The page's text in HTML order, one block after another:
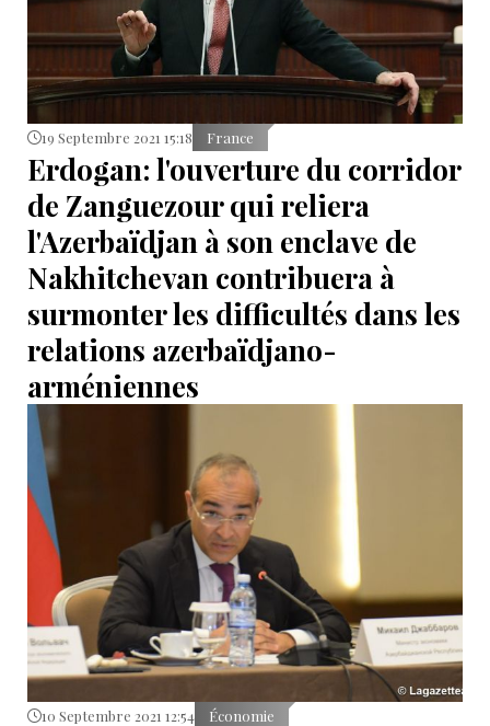
19 Septembre 2021 15:18 France
Erdogan: l'ouverture du corridor
de Zanguezour qui reliera
l'Azerbaïdjan à son enclave de
Nakhitchevan contribuera à
surmonter les difficultés dans les
relations azerbaïdjano-
arméniennes
10 Septembre 2021 12:54 Économie